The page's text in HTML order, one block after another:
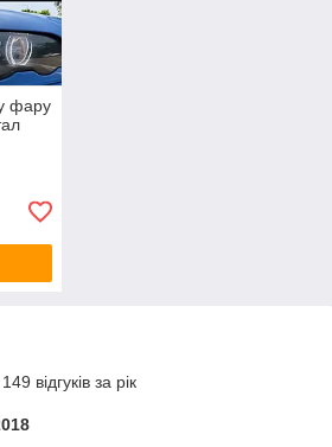
фару
відгуків за рік